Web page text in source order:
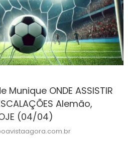
ONDE ASSISTIR
Alemão,
(04/04)